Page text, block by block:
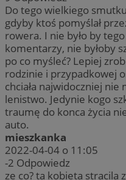
Do tego wielkiego
gdyby ktoś pomyślał
rowera. I nie było by
komentarzy, nie byłoby
po co myśleć? Lepiej
rodzinie i przypadkowej
chciała najwidoczniej nie
lenistwo. Jedynie kogo
traumę do konca życia
auto.
mieszkanka
2022-04-04 o 11:05
-2 Odpowiedz
ze co? ta kobieta stracila